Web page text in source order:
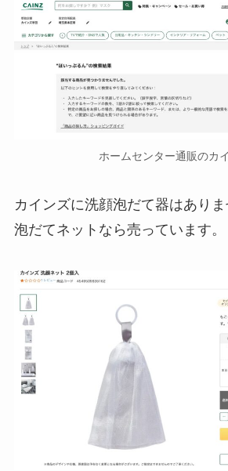
ホームセンター通販のカ
カインズに洗顔泡だて器はありま
泡だてネットなら売っています。